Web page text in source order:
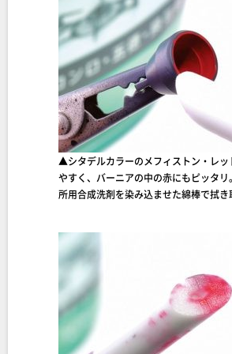
▲シタデルカラーのメフィストン・レッ
やすく、バーニアの中の赤にもピッタ
所用合成洗剤を染み込ませた綿棒で拭き